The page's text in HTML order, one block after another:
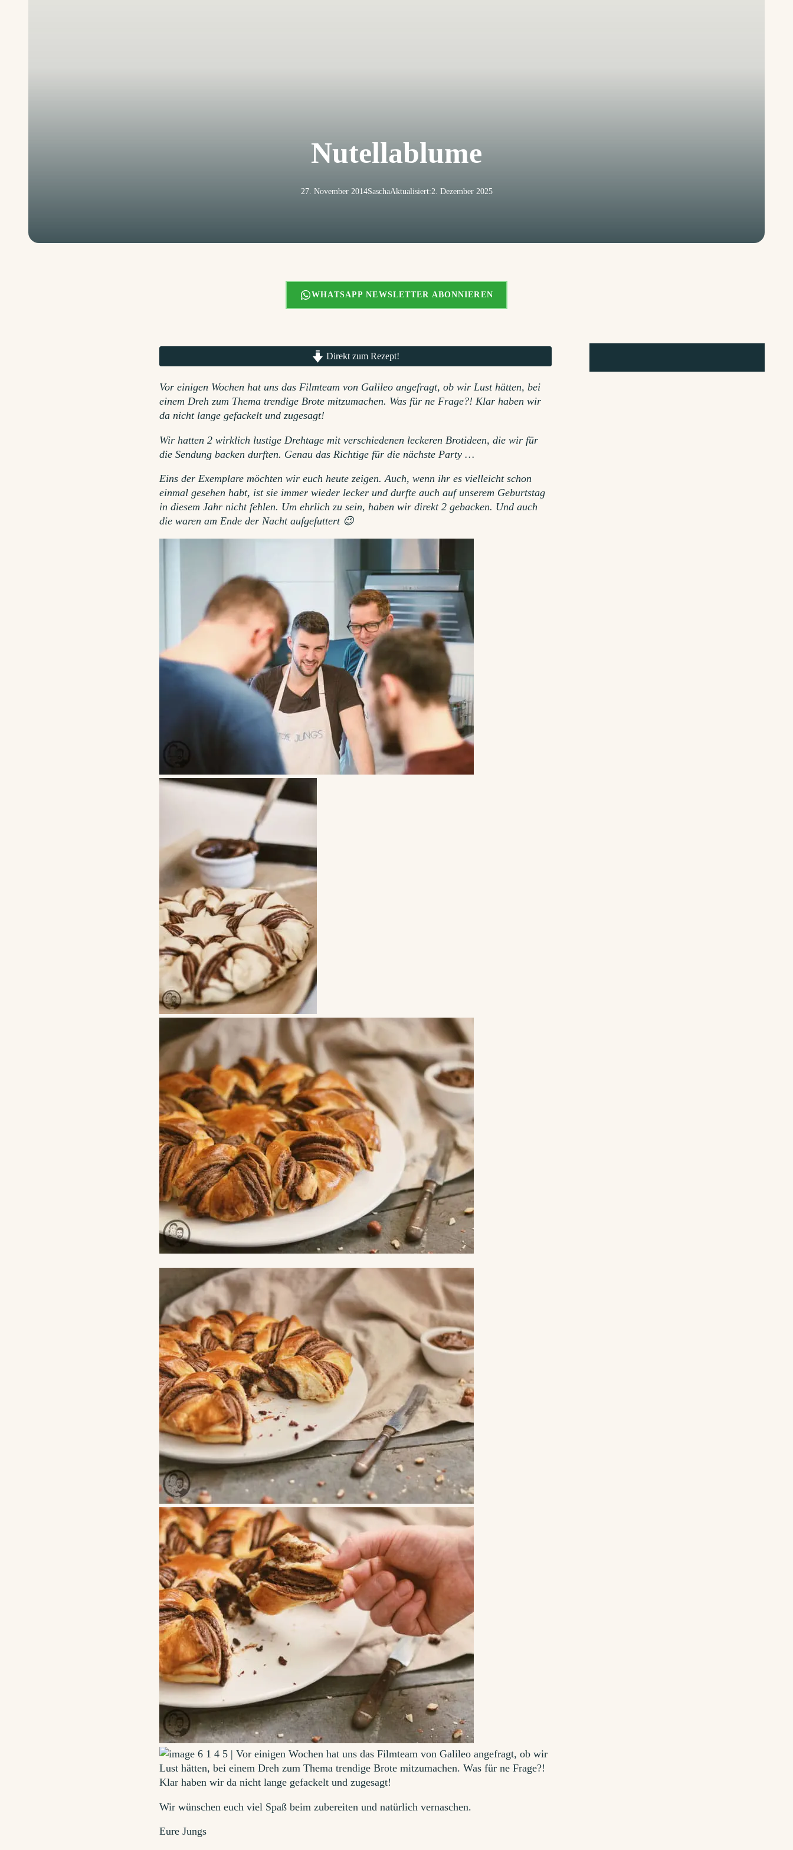
Nutellablume
27. November 2014SaschaAktualisiert:2. Dezember 2025
WHATSAPP NEWSLETTER ABONNIEREN
Direkt zum Rezept!
Vor einigen Wochen hat uns das Filmteam von Galileo angefragt, ob wir Lust hätten, bei
einem Dreh zum Thema trendige Brote mitzumachen. Was für ne Frage?! Klar haben wir
da nicht lange gefackelt und zugesagt!
Wir hatten 2 wirklich lustige Drehtage mit verschiedenen leckeren Brotideen, die wir für
die Sendung backen durften. Genau das Richtige für die nächste Party …
Eins der Exemplare möchten wir euch heute zeigen. Auch, wenn ihr es vielleicht schon
einmal gesehen habt, ist sie immer wieder lecker und durfte auch auf unserem Geburtstag
in diesem Jahr nicht fehlen. Um ehrlich zu sein, haben wir direkt 2 gebacken. Und auch
die waren am Ende der Nacht aufgefuttert 😉
Wir wünschen euch viel Spaß beim zubereiten und natürlich vernaschen.
Eure Jungs